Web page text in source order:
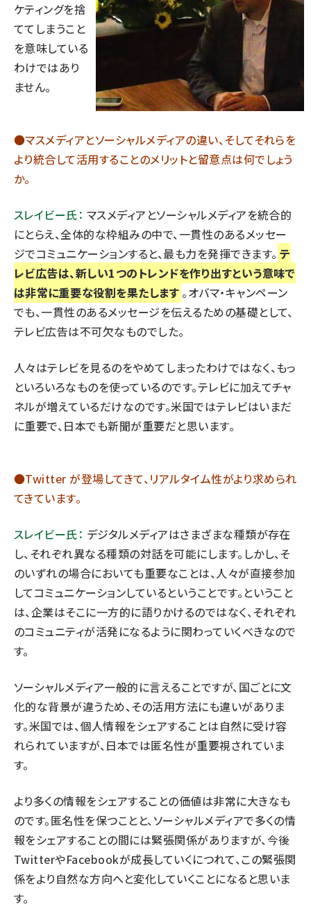
ケティングを捨
ててしまうこと
を意味している
わけではあり
ません。
●マスメディアとソーシャルメディアの違い、そしてそれらを
より統合して活用することのメリットと留意点は何でしょう
か。
スレイビー氏： マスメディアとソーシャルメディアを統合的
にとらえ、全体的な枠組みの中で、一貫性のあるメッセー
ジでコミュニケーションすると、最も力を発揮できます。 テ
レビ広告は、新しい1つのトレンドを作り出すという意味で
は非常に重要な役割を果たします 。オバマ・キャンペーン
でも、一貫性のあるメッセージを伝えるための基礎として、
テレビ広告は不可欠なものでした。
人々はテレビを見るのをやめてしまったわけではなく、もっ
といろいろなものを使っているのです。テレビに加えてチャ
ネルが増えているだけなのです。米国ではテレビはいまだ
に重要で、日本でも新聞が重要だと思います。
●Twitter が登場してきて、リアルタイム性がより求められ
てきています。
スレイビー氏： デジタルメディアはさまざまな種類が存在
し、それぞれ異なる種類の対話を可能にします。しかし、そ
のいずれの場合においても重要なことは、人々が直接参加
してコミュニケーションしているということです。ということ
は、企業はそこに一方的に語りかけるのではなく、それぞれ
のコミュニティが活発になるように関わっていくべきなので
す。
ソーシャルメディア一般的に言えることですが、国ごとに文
化的な背景が違うため、その活用方法にも違いがありま
す。米国では、個人情報をシェアすることは自然に受け容
れられていますが、日本では匿名性が重要視されていま
す。
より多くの情報をシェアすることの価値は非常に大きなも
のです。匿名性を保つことと、ソーシャルメディアで多くの情
報をシェアすることの間には緊張関係がありますが、今後
TwitterやFacebookが成長していくにつれて、この緊張関
係をより自然な方向へと変化していくことになると思いま
す。